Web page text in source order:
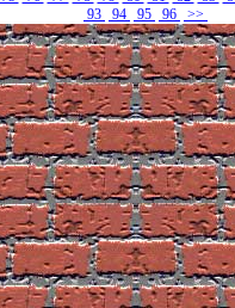
93
94 95 96 >>